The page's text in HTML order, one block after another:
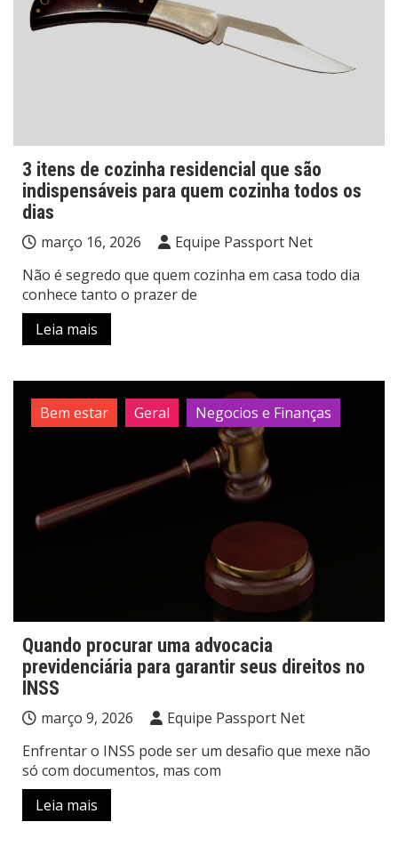
3 itens de cozinha residencial que são
indispensáveis para quem cozinha todos os
dias
março 16, 2026
Equipe Passport Net
Não é segredo que quem cozinha em casa todo dia
conhece tanto o prazer de
Leia mais
Bem estar Geral Negocios e Finanças
Quando procurar uma advocacia
previdenciária para garantir seus direitos no
INSS
março 9, 2026
Equipe Passport Net
Enfrentar o INSS pode ser um desafio que mexe não
só com documentos, mas com
Leia mais